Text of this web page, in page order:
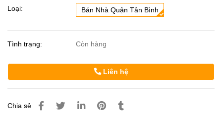
Loại: Bán Nhà Quận Tân Bình
Tình trạng: Còn hàng
Liên hệ
Chia sẻ